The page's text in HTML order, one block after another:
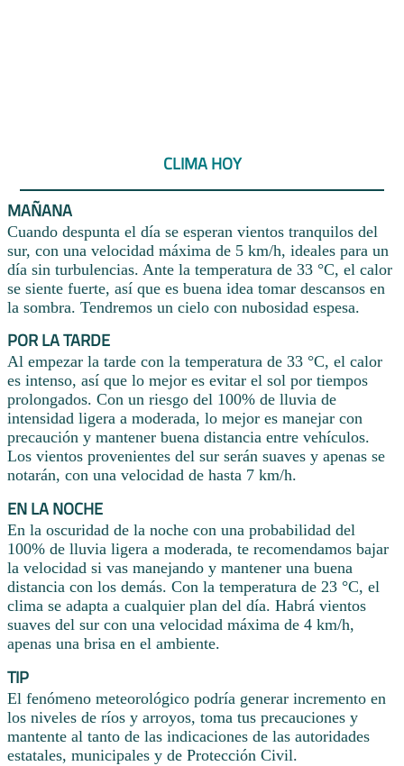
CLIMA HOY
MAÑANA
Cuando despunta el día se esperan vientos tranquilos del
sur, con una velocidad máxima de 5 km/h, ideales para un
día sin turbulencias. Ante la temperatura de 33 °C, el calor
se siente fuerte, así que es buena idea tomar descansos en
la sombra. Tendremos un cielo con nubosidad espesa.
POR LA TARDE
Al empezar la tarde con la temperatura de 33 °C, el calor
es intenso, así que lo mejor es evitar el sol por tiempos
prolongados. Con un riesgo del 100% de lluvia de
intensidad ligera a moderada, lo mejor es manejar con
precaución y mantener buena distancia entre vehículos.
Los vientos provenientes del sur serán suaves y apenas se
notarán, con una velocidad de hasta 7 km/h.
EN LA NOCHE
En la oscuridad de la noche con una probabilidad del
100% de lluvia ligera a moderada, te recomendamos bajar
la velocidad si vas manejando y mantener una buena
distancia con los demás. Con la temperatura de 23 °C, el
clima se adapta a cualquier plan del día. Habrá vientos
suaves del sur con una velocidad máxima de 4 km/h,
apenas una brisa en el ambiente.
TIP
El fenómeno meteorológico podría generar incremento en
los niveles de ríos y arroyos, toma tus precauciones y
mantente al tanto de las indicaciones de las autoridades
estatales, municipales y de Protección Civil.